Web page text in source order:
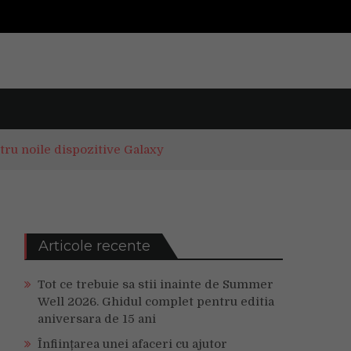
noile dispozitive Galaxy
Articole recente
Tot ce trebuie sa stii inainte de Summer
Well 2026. Ghidul complet pentru editia
aniversara de 15 ani
Înființarea unei afaceri cu ajutor